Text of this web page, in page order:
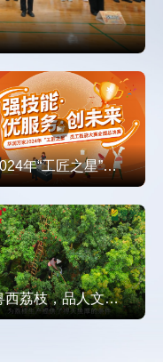
2024年“工匠之星”员工技能大赛全国总决赛
粤西荔枝，品人文乡愁